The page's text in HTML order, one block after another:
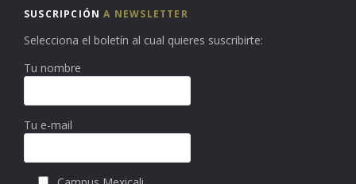
SUSCRIPCIÓNA NEWSLETTER
Selecciona el boletín al cual quieres suscribirte:
Tu nombre
Tu e-mail